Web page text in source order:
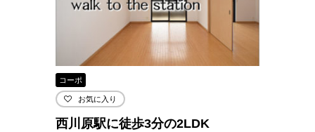
コーポ
お気に入り
西川原駅に徒歩3分の2LDK